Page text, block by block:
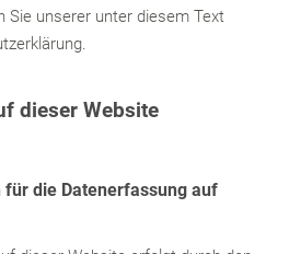
Sie unserer unter diesem Text
dieser Website
die Datenerfassung auf